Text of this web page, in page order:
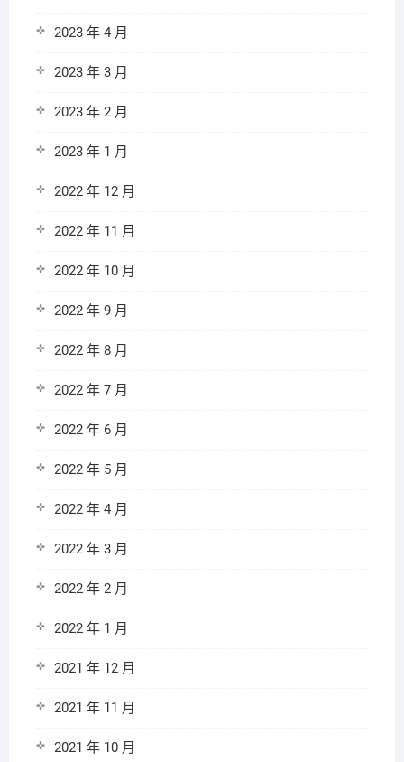
2023 年 4 月
2023 年 3 月
2023 年 2 月
2023 年 1 月
2022 年 12 月
2022 年 11 月
2022 年 10 月
2022 年 9 月
2022 年 8 月
2022 年 7 月
2022 年 6 月
2022 年 5 月
2022 年 4 月
2022 年 3 月
2022 年 2 月
2022 年 1 月
2021 年 12 月
2021 年 11 月
2021 年 10 月